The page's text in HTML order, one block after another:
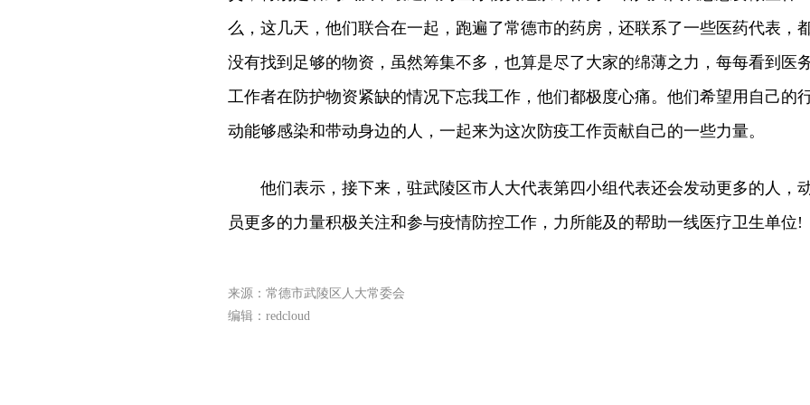
么，这几天，他们联合在一起，跑遍了常德市的药房，还联系了一些医药代表，
没有找到足够的物资，虽然筹集不多，也算是尽了大家的绵薄之力，每每看到医
工作者在防护物资紧缺的情况下忘我工作，他们都极度心痛。他们希望用自己的
动能够感染和带动身边的人，一起来为这次防疫工作贡献自己的一些力量。
他们表示，接下来，驻武陵区市人大代表第四小组代表还会发动更多的人，
员更多的力量积极关注和参与疫情防控工作，力所能及的帮助一线医疗卫生单位!
来源：常德市武陵区人大常委会
编辑：redcloud